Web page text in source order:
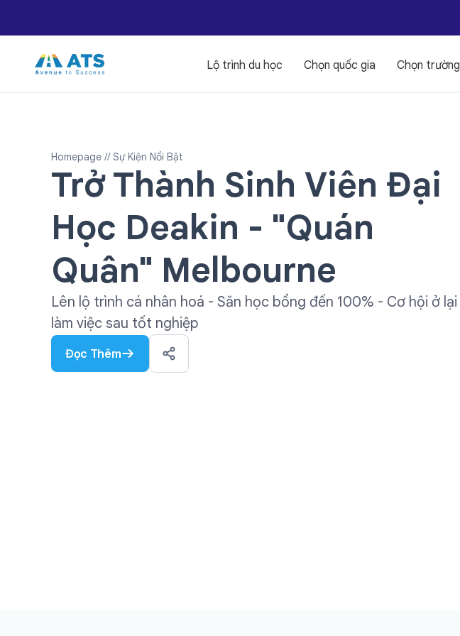
Lộ trình du học Chọn quốc gia Chọn trường
Homepage // Sự Kiện Nổi Bật
Trở Thành Sinh Viên Đại
Học Deakin - "Quán
Quân" Melbourne
Lên lộ trình cá nhân hoá - Săn học bổng đến 100% - Cơ hội ở lại
làm việc sau tốt nghiệp
Đọc Thêm